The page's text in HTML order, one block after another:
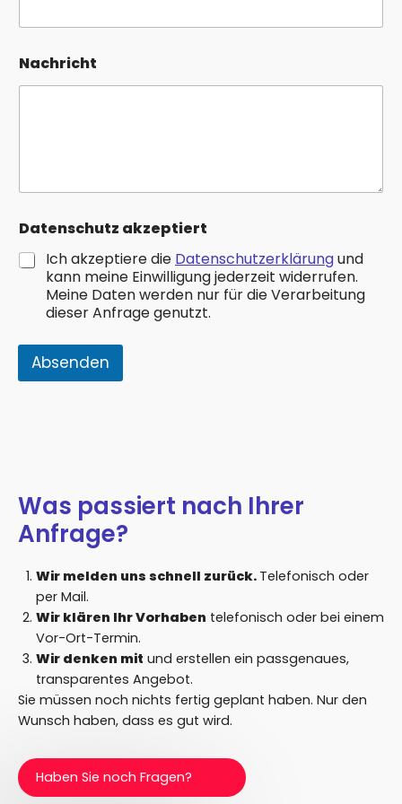
r
s
t
e
r
t
Nachricht
Datenschutz akzeptiert
Ich akzeptiere die Datenschutzerklärungund
kann meine Einwilligung jederzeit widerrufen.
Meine Daten werden nur für die Verarbeitung
dieser Anfrage genutzt.
Absenden
Was passiert nach Ihrer
Anfrage?
Wir melden uns schnell zurück. Telefonisch oder
per Mail.
Wir klären Ihr Vorhaben telefonisch oder bei einem
Vor-Ort-Termin.
Wir denken mit und erstellen ein passgenaues,
transparentes Angebot.
Sie müssen noch nichts fertig geplant haben. Nur den
Wunsch haben, dass es gut wird.
Haben Sie noch Fragen?